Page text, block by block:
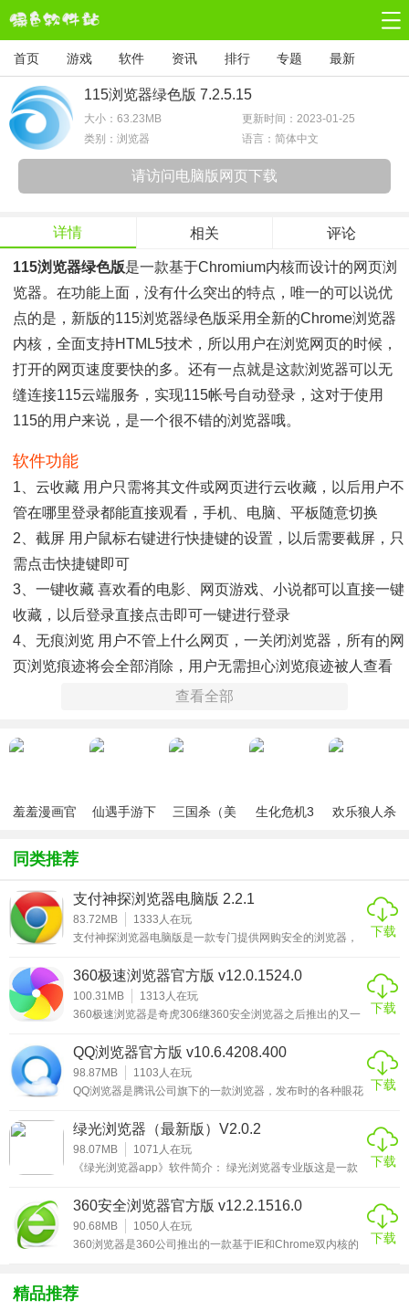
首页 游戏 软件 资讯 排行 专题 最新
115浏览器绿色版 7.2.5.15
大小： 63.23MB
更新时间：2023-01-25
类别：浏览器
语言：简体中文
请访问电脑版网页下载
详情 相关 评论
115浏览器绿色版是一款基于Chromium内核而设计的网页浏
览器。在功能上面，没有什么突出的特点，唯一的可以说优
点的是，新版的115浏览器绿色版采用全新的Chrome浏览器
内核，全面支持HTML5技术，所以用户在浏览网页的时候，
打开的网页速度要快的多。还有一点就是这款浏览器可以无
缝连接115云端服务，实现115帐号自动登录，这对于使用
115的用户来说，是一个很不错的浏览器哦。
软件功能
1、云收藏 用户只需将其文件或网页进行云收藏，以后用户不
管在哪里登录都能直接观看，手机、电脑、平板随意切换
2、截屏 用户鼠标右键进行快捷键的设置，以后需要截屏，只
需点击快捷键即可
3、一键收藏 喜欢看的电影、网页游戏、小说都可以直接一键
收藏，以后登录直接点击即可一键进行登录
4、无痕浏览 用户不管上什么网页，一关闭浏览器，所有的网
页浏览痕迹将会全部消除，用户无需担心浏览痕迹被人查看
2、实用扩展 集成超级拖拽、广告过滤、鼠标手势、截图等插
3、云同步 无缝连接115帐号，随时畅享云服务支持快捷登
4、极速下载 集成极速下载引擎支持文件、文件夹批量高速稳
定下载
文件，极速秒下
115浏览器绿色版5.2.7更新日志(2016年3月22号)
1、优化下载内核，批量下载更稳定；
3、优化云收藏性能，批量收藏效率更高
4、进一步升级安全引擎，帐号更安全
查看全部
羞羞漫画官
仙遇手游下
三国杀（美
生化危机3
欢乐狼人杀
同类推荐
支付神探浏览器电脑版 2.2.1
83.72MB 1333 人在玩
支付神探浏览器电脑版是一款专门提供网购安全的浏览器，
宝提供的支付宝安全插件一样，主要是为用户提供一个可以
安全进行付款的支付环境。支付神探浏览器电脑版与各大银
行数据对接，在网购安全上面的性能要远远高于平常使用的
普通浏览器，只不过在使用的时候需要从官方购买账号才可
下载
360极速浏览器官方版 v12.0.1524.0
100.31MB 1313 人在玩
360极速浏览器是奇虎306继360安全浏览器之后推出的又一
Chromium为基础开发的，具有闪电般的浏览速度、完备的
安全特性及海量丰富的实用工具扩展。它也继承了
Chromium开源项目超级精简的页面和创新布局，并创新性
地融入国内用户喜爱的新浪微博、微信、天气预报及股票行
下载
QQ浏览器官方版 v10.6.4208.400
98.87MB 1103 人在玩
QQ浏览器是腾讯公司旗下的一款浏览器，发布时的各种眼花
看它是否真如发布时候说的那么好，小编在看完这些介绍之
后也去适用了下，效果虽没有想象的那么好，但是还是在可
接受的范围之内。QQ浏览器较之360浏览器和搜狗浏览器这
些浏览器巨头来讲还是缺乏竞争力，毕竟浏览器并不是腾讯
下载
绿光浏览器（最新版）V2.0.2
98.07MB 1071 人在玩
《绿光浏览器app》软件简介： 绿光浏览器专业版这是一款
国内外的很多你喜欢观看的新闻资源，都是可以看到的，而
无痕迹的浏览模
下载
360安全浏览器官方版 v12.2.1516.0
90.68MB 1050人在玩
360浏览器是360公司推出的一款基于IE和Chrome双内核的
恶意网址库，采用了最为先进的恶意网址拦截技术，可以帮
助用户自动拦截木马、欺诈、网银仿冒等恶意网址。同时，
下载
精品推荐